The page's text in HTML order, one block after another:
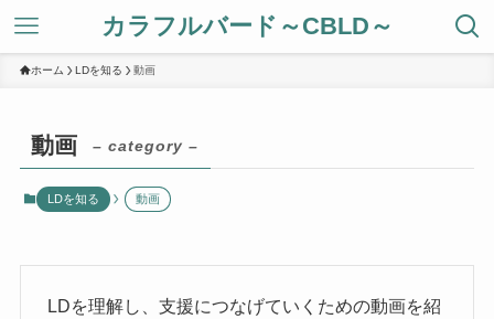
カラフルバード～CBLD～
ホーム LDを知る 動画
動画 – category –
LDを知る 動画
LDを理解し、支援につなげていくための動画を紹